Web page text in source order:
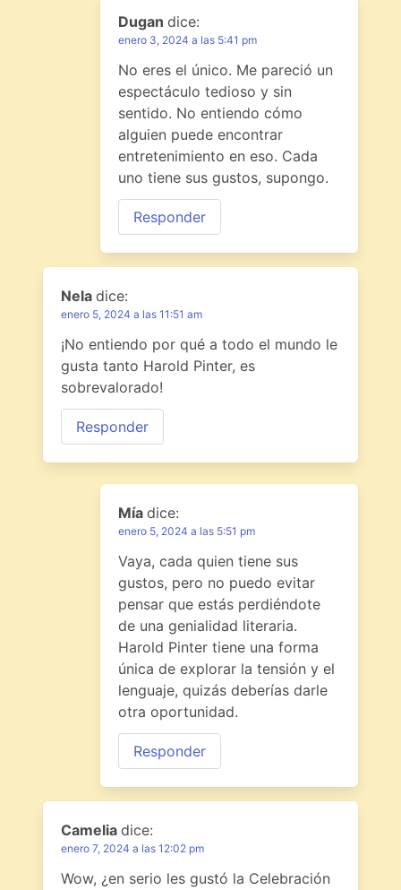
Dugan dice:
enero 3, 2024 a las 5:41 pm
No eres el único. Me pareció un
espectáculo tedioso y sin
sentido. No entiendo cómo
alguien puede encontrar
entretenimiento en eso. Cada
uno tiene sus gustos, supongo.
Responder
Nela dice:
enero 5, 2024 a las 11:51 am
¡No entiendo por qué a todo el mundo le
gusta tanto Harold Pinter, es
sobrevalorado!
Responder
Mía dice:
enero 5, 2024 a las 5:51 pm
Vaya, cada quien tiene sus
gustos, pero no puedo evitar
pensar que estás perdiéndote
de una genialidad literaria.
Harold Pinter tiene una forma
única de explorar la tensión y el
lenguaje, quizás deberías darle
otra oportunidad.
Responder
Camelia dice:
enero 7, 2024 a las 12:02 pm
Wow, ¿en serio les gustó la Celebración